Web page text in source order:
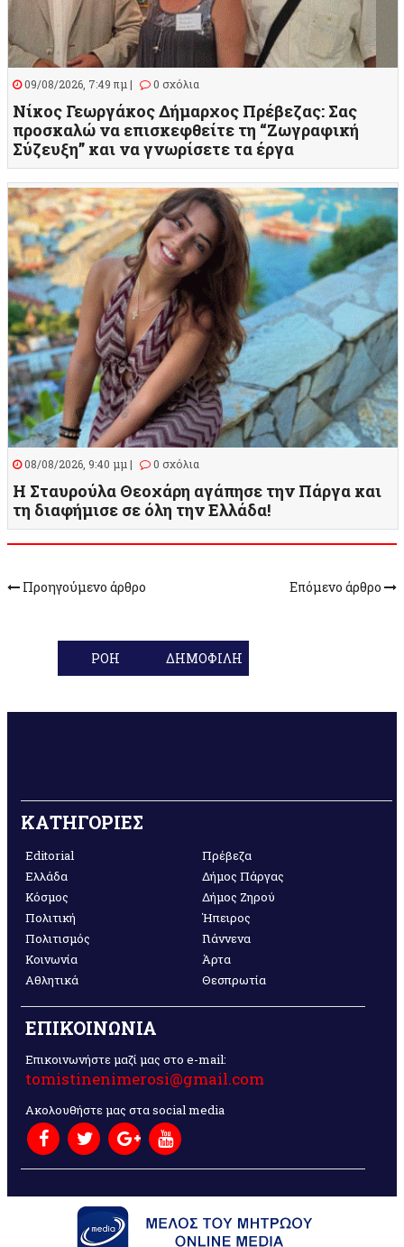
09/08/2026, 7:49 πμ | 0 σχόλια
Νίκος Γεωργάκος Δήμαρχος Πρέβεζας: Σας
προσκαλώ να επισκεφθείτε τη “Ζωγραφική
Σύζευξη” και να γνωρίσετε τα έργα
08/08/2026, 9:40 μμ | 0 σχόλια
Η Σταυρούλα Θεοχάρη αγάπησε την Πάργα και
τη διαφήμισε σε όλη την Ελλάδα!
Προηγούμενο άρθρο Επόμενο άρθρο
ΡΟΗ ΔΗΜΟΦΙΛΗ
ΚΑΤΗΓΟΡΙΕΣ
Editorial
Ελλάδα
Κόσμος
Πολιτική
Πολιτισμός
Κοινωνία
Αθλητικά
Πρέβεζα
Δήμος Πάργας
Δήμος Ζηρού
Ήπειρος
Γιάννενα
Άρτα
Θεσπρωτία
ΕΠΙΚΟΙΝΩΝΙΑ
Επικοινωνήστε μαζί μας στο e-mail:
tomistinenimerosi@gmail.com
Ακολουθήστε μας στα social media